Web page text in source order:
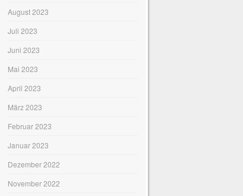
August 2023
Juli 2023
Juni 2023
Mai 2023
April 2023
März 2023
Februar 2023
Januar 2023
Dezember 2022
November 2022